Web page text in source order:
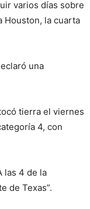
varios días sobre
Houston, la cuarta
una
tierra el viernes
4, con
las 4 de la
de Texas”.